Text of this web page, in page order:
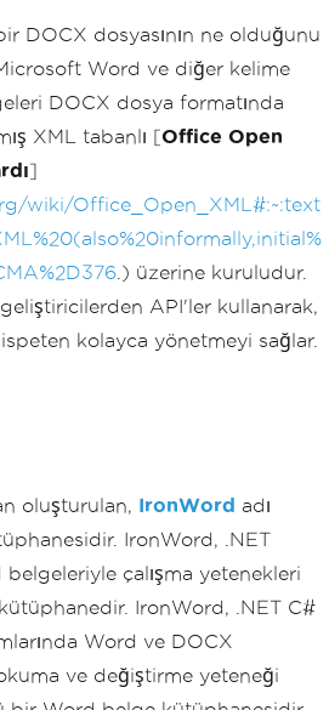
DOCX dosyasının ne olduğunu
Word ve diğer kelime
DOCX dosya formatında
XML tabanlı [Office Open
]
wiki/Office_Open_XML#:~:text
.) üzerine kuruludur.
API'ler kullanarak,
kolayca yönetmeyi sağlar.
oluşturulan, IronWord adı
IronWord, .NET
çalışma yetenekleri
IronWord, .NET C#
Word ve DOCX
ve değiştirme yeteneği